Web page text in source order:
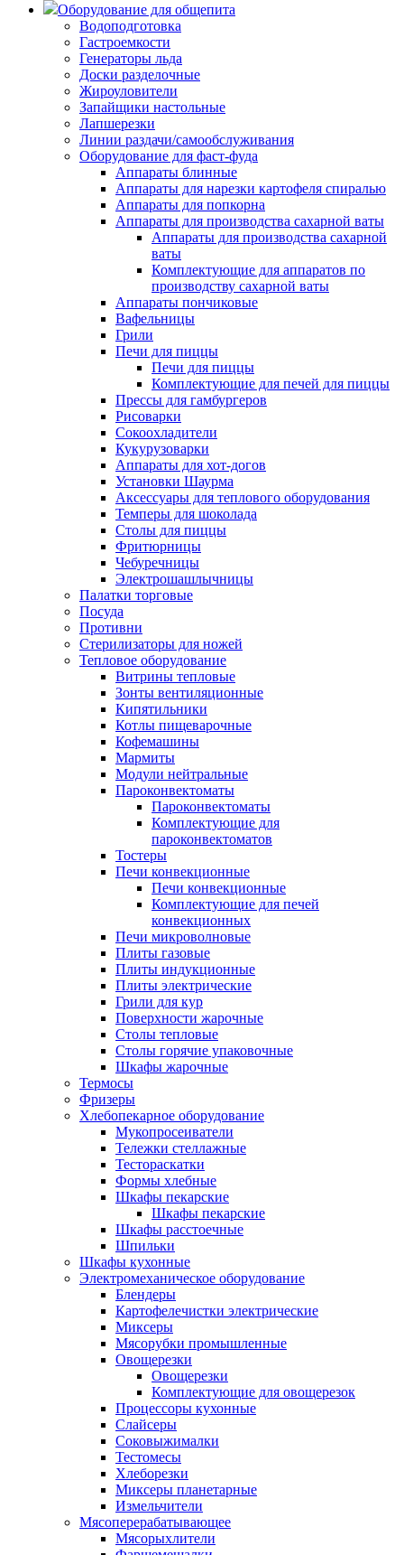
Оборудование для общепита
Водоподготовка
Гастроемкости
Генераторы льда
Доски разделочные
Жироуловители
Запайщики настольные
Лапшерезки
Линии раздачи/самообслуживания
Оборудование для фаст-фуда
Аппараты блинные
Аппараты для нарезки картофеля спиралью
Аппараты для попкорна
Аппараты для производства сахарной ваты
Аппараты для производства сахарной
ваты
Комплектующие для аппаратов по
производству сахарной ваты
Аппараты пончиковые
Вафельницы
Грили
Печи для пиццы
Печи для пиццы
Комплектующие для печей для пиццы
Прессы для гамбургеров
Рисоварки
Сокоохладители
Кукурузоварки
Аппараты для хот-догов
Установки Шаурма
Аксессуары для теплового оборудования
Темперы для шоколада
Столы для пиццы
Фритюрницы
Чебуречницы
Электрошашлычницы
Палатки торговые
Посуда
Противни
Стерилизаторы для ножей
Тепловое оборудование
Витрины тепловые
Зонты вентиляционные
Кипятильники
Котлы пищеварочные
Кофемашины
Мармиты
Модули нейтральные
Пароконвектоматы
Пароконвектоматы
Комплектующие для
пароконвектоматов
Тостеры
Печи конвекционные
Печи конвекционные
Комплектующие для печей
конвекционных
Печи микроволновые
Плиты газовые
Плиты индукционные
Плиты электрические
Грили для кур
Поверхности жарочные
Столы тепловые
Столы горячие упаковочные
Шкафы жарочные
Термосы
Фризеры
Хлебопекарное оборудование
Мукопросеиватели
Тележки стеллажные
Тестораскатки
Формы хлебные
Шкафы пекарские
Шкафы пекарские
Шкафы расстоечные
Шпильки
Шкафы кухонные
Электромеханическое оборудование
Блендеры
Картофелечистки электрические
Миксеры
Мясорубки промышленные
Овощерезки
Овощерезки
Комплектующие для овощерезок
Процессоры кухонные
Слайсеры
Соковыжималки
Тестомесы
Хлеборезки
Миксеры планетарные
Измельчители
Мясоперерабатывающее
Мясорыхлители